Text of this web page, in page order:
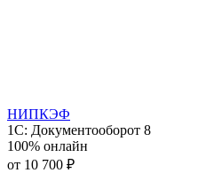
НИПКЭФ
1С: Документооборот 8
100% онлайн
от 10 700 ₽